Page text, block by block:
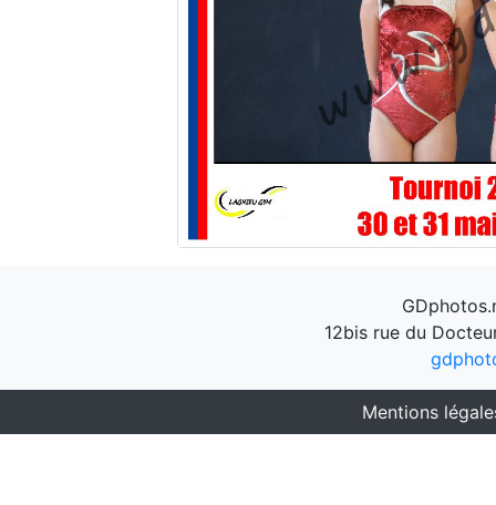
12bis rue du
Mentions